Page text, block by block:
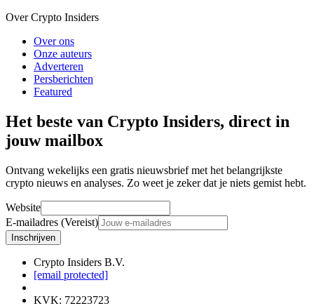
Over Crypto Insiders
Over ons
Onze auteurs
Adverteren
Persberichten
Featured
Het beste van Crypto Insiders, direct in
jouw mailbox
Ontvang wekelijks een gratis nieuwsbrief met het belangrijkste
crypto nieuws en analyses. Zo weet je zeker dat je niets gemist hebt.
Website
E-mailadres (Vereist)
Inschrijven
Crypto Insiders B.V.
[email protected]
KVK: 72223723